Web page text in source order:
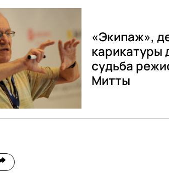
«Экипаж»,
карикатуры
судьба
Митты